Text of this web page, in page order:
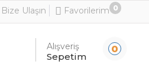
Bize Ulaşın Favorilerim 0
0
Alışveriş
Sepetim